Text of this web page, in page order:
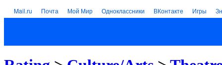
Mail.ru Почта Мой Мир Одноклассники ВКонтакте Игры